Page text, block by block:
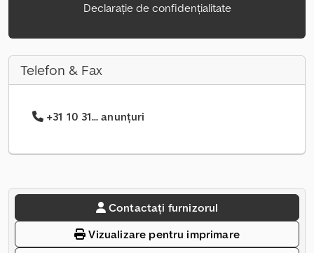
Declarație de confidențialitate
Telefon & Fax
+31 10 31... anunțuri
Contactați furnizorul
Vizualizare pentru imprimare